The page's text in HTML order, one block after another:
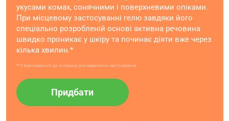
укусами комах, сонячними і поверхневими опіками.
При місцевому застосуванні гелю завдяки його
спеціально розробленій основі активна речовина
швидко проникає у шкіру та починає діяти вже через
кілька хвилин.*
** У відповідності до інструкції для медичного застосування
Придбати